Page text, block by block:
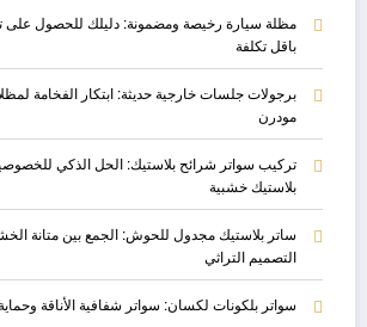
مظلة سيارة رخيصة ومضمونة: دليلك للحصول
باقل تكلفة
برجولات جلسات خارجية حديثة: ابتكار الفخامة
مودرن
تركيب سواتر شرائح بلاستيك: الحل الذكي
بلاستيك خشبية
ساتر بلاستيك مجدول للحوش: الجمع بين متانة
التصميم التراثي
سواتر بلكونات لكسان: سواتر شفافية الأناقة وحماية